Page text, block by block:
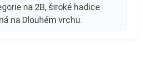
na 2B, široké hadice
na Dlouhém vrchu.